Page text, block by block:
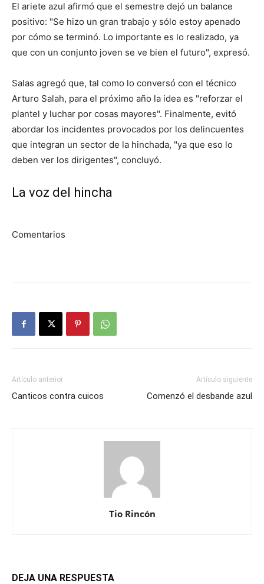
El ariete azul afirmó que el semestre dejó un balance
positivo: "Se hizo un gran trabajo y sólo estoy apenado
por cómo se terminó. Lo importante es lo realizado, ya
que con un conjunto joven se ve bien el futuro", expresó.
Salas agregó que, tal como lo conversó con el técnico
Arturo Salah, para el próximo año la idea es "reforzar el
plantel y luchar por cosas mayores". Finalmente, evitó
abordar los incidentes provocados por los delincuentes
que integran un sector de la hinchada, "ya que eso lo
deben ver los dirigentes", concluyó.
La voz del hincha
Comentarios
Artículo anterior
Canticos contra cuicos
Artículo siguiente
Comenzó el desbande azul
Tio Rincón
DEJA UNA RESPUESTA